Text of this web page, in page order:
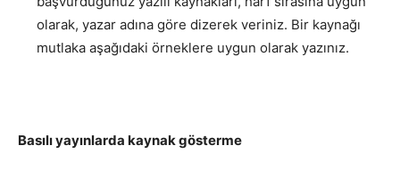
olarak, yazar adına göre dizerek veriniz. Bir kaynağı
mutlaka aşağıdaki örneklere uygun olarak yazınız.
Basılı yayınlarda kaynak gösterme